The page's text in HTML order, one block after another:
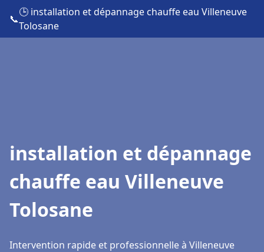
📞
🕒 installation et dépannage chauffe eau Villeneuve
Tolosane
installation et dépannage
chauffe eau Villeneuve
Tolosane
Intervention rapide et professionnelle à Villeneuve